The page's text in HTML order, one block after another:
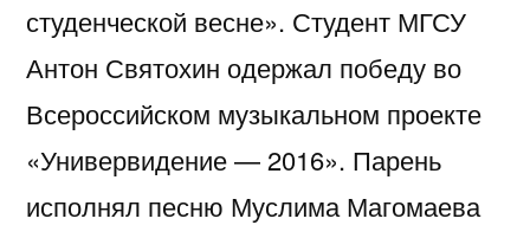
студенческой весне». Студент МГСУ
Антон Святохин одержал победу во
Всероссийском музыкальном проекте
«Универвидение — 2016». Парень
исполнял песню Муслима Магомаева